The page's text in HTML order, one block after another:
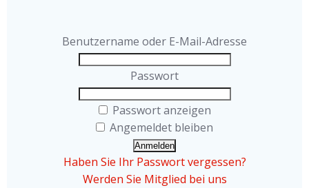
Benutzername oder E-Mail-Adresse
Passwort
Passwort anzeigen
Angemeldet bleiben
Haben Sie Ihr Passwort vergessen?
Werden Sie Mitglied bei uns